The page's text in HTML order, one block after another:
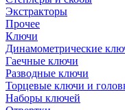
Экстракторы
Прочее
Ключи
Динамометрические
Гаечные ключи
Разводные ключи
Торцевые ключи и
Наборы ключей